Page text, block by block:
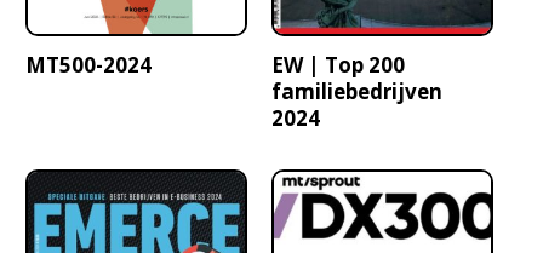
MT500-2024
EW | Top 200
familiebedrijven
2024